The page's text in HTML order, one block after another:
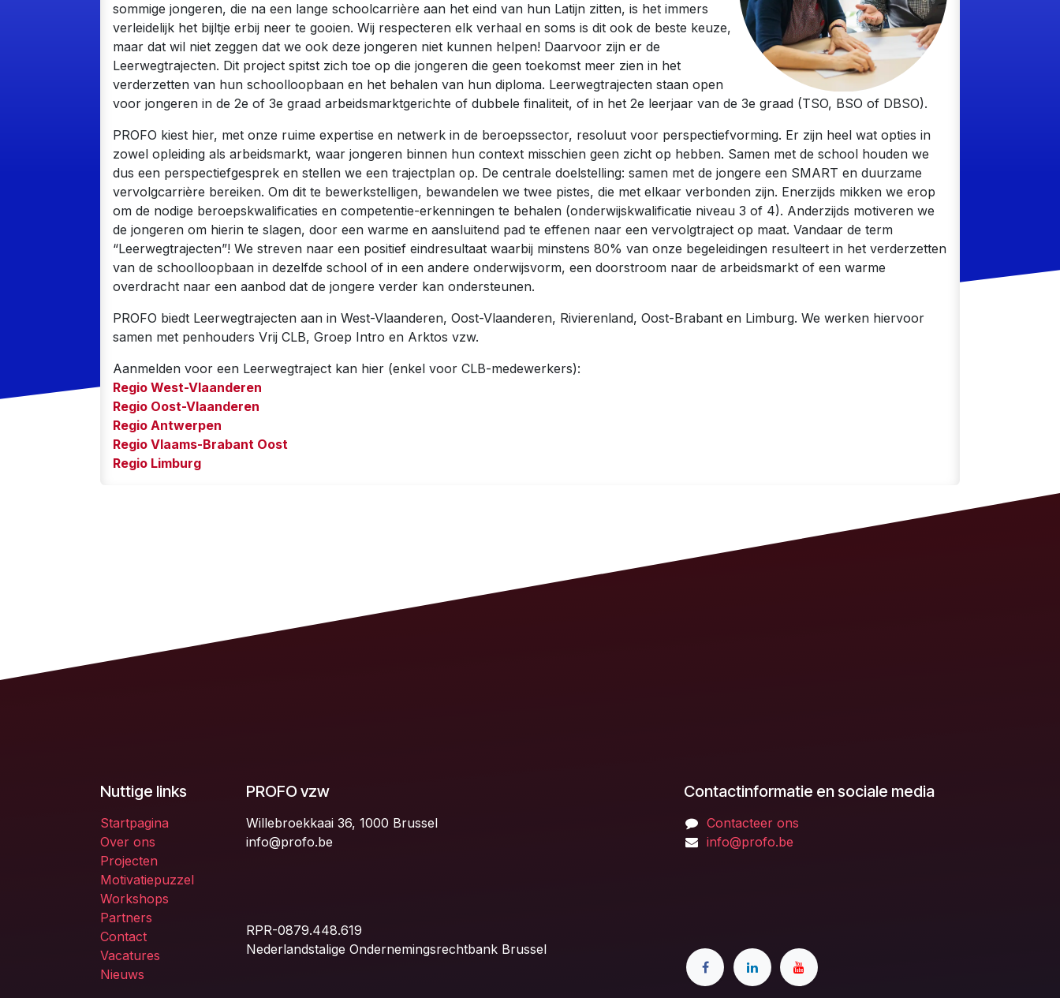
sommige jongeren, die na een lange schoolcarrière aan het eind van hun Latijn zitten, is het immers
verleidelijk het bijltje erbij neer te gooien. Wij respecteren elk verhaal en soms is dit ook de beste keuze,
maar dat wil niet zeggen dat we ook deze jongeren niet kunnen helpen! Daarvoor zijn er de
Leerwegtrajecten. Dit project spitst zich toe op die jongeren die geen toekomst meer zien in het
verderzetten van hun schoolloopbaan en het behalen van hun diploma. Leerwegtrajecten staan open
voor jongeren in de 2e of 3e graad arbeidsmarktgerichte of dubbele finaliteit, of in het 2e leerjaar van de 3e graad (TSO, BSO of DBSO).
PROFO kiest hier, met onze ruime expertise en netwerk in de beroepssector, resoluut voor perspectiefvorming. Er zijn heel wat opties in
zowel opleiding als arbeidsmarkt, waar jongeren binnen hun context misschien geen zicht op hebben. Samen met de school houden we
dus een perspectiefgesprek en stellen we een trajectplan op. De centrale doelstelling: samen met de jongere een SMART en duurzame
vervolgcarrière bereiken. Om dit te bewerkstelligen, bewandelen we twee pistes, die met elkaar verbonden zijn. Enerzijds mikken we erop
om de nodige beroepskwalificaties en competentie-erkenningen te behalen (onderwijskwalificatie niveau 3 of 4). Anderzijds motiveren we
de jongeren om hierin te slagen, door een warme en aansluitend pad te effenen naar een vervolgtraject op maat. Vandaar de term
“Leerwegtrajecten”! We streven naar een positief eindresultaat waarbij minstens 80% van onze begeleidingen resulteert in het verderzetten
van de schoolloopbaan in dezelfde school of in een andere onderwijsvorm, een doorstroom naar de arbeidsmarkt of een warme
overdracht naar een aanbod dat de jongere verder kan ondersteunen.
PROFO biedt Leerwegtrajecten aan in West-Vlaanderen, Oost-Vlaanderen, Rivierenland, Oost-Brabant en Limburg. We werken hiervoor
samen met penhouders Vrij CLB, Groep Intro en Arktos vzw.
Aanmelden voor een Leerwegtraject kan hier (enkel voor CLB-medewerkers):
Regio West-Vlaanderen
Regio Oost-Vlaanderen
Regio Antwerpen
Regio Vlaams-Brabant Oost
Regio Limburg
Contactinformatie en sociale media
Contacteer ons
info@profo.be
PROFO vzw
Willebroekkaai 36, 1000 Brussel
info@profo.be
RPR-0879.448.619
Nederlandstalige Ondernemingsrechtbank Brussel
Nuttige links
Startpagina
Over ons
Projecten
Motivatiepuzzel
Workshops
Partners
Contact
Vacatures
Nieuws